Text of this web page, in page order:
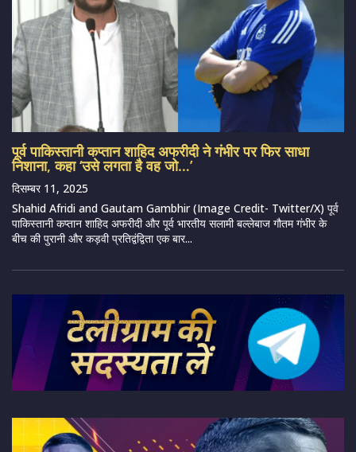
पूर्व पाकिस्तानी कप्तान शाहिद अफरीदी ने गंभीर पर फिर साधा
निशाना, कहा ‘उसे लगता है वह जो…’
दिसम्बर 11, 2025
Shahid Afridi and Gautam Gambhir (Image Credit- Twitter/X) पूर्व
पाकिस्तानी कप्तान शाहिद अफरीदी और पूर्व भारतीय सलामी बल्लेबाज गौतम गंभीर के
बीच की पुरानी और कड़वी प्रतिद्वंद्विता एक बार...